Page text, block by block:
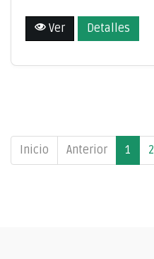
Ver Detalles
Inicio Anterior 1 2